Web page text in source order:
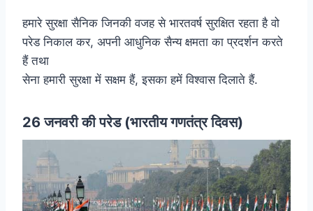
हमारे सुरक्षा सैनिक जिनकी वजह से भारतवर्ष सुरक्षित रहता है वो
परेड निकाल कर, अपनी आधुनिक सैन्य क्षमता का प्रदर्शन करते
हैं तथा
सेना हमारी सुरक्षा में सक्षम हैं, इसका हमें विश्वास दिलाते हैं.
26 जनवरी की परेड (भारतीय गणतंत्र दिवस)